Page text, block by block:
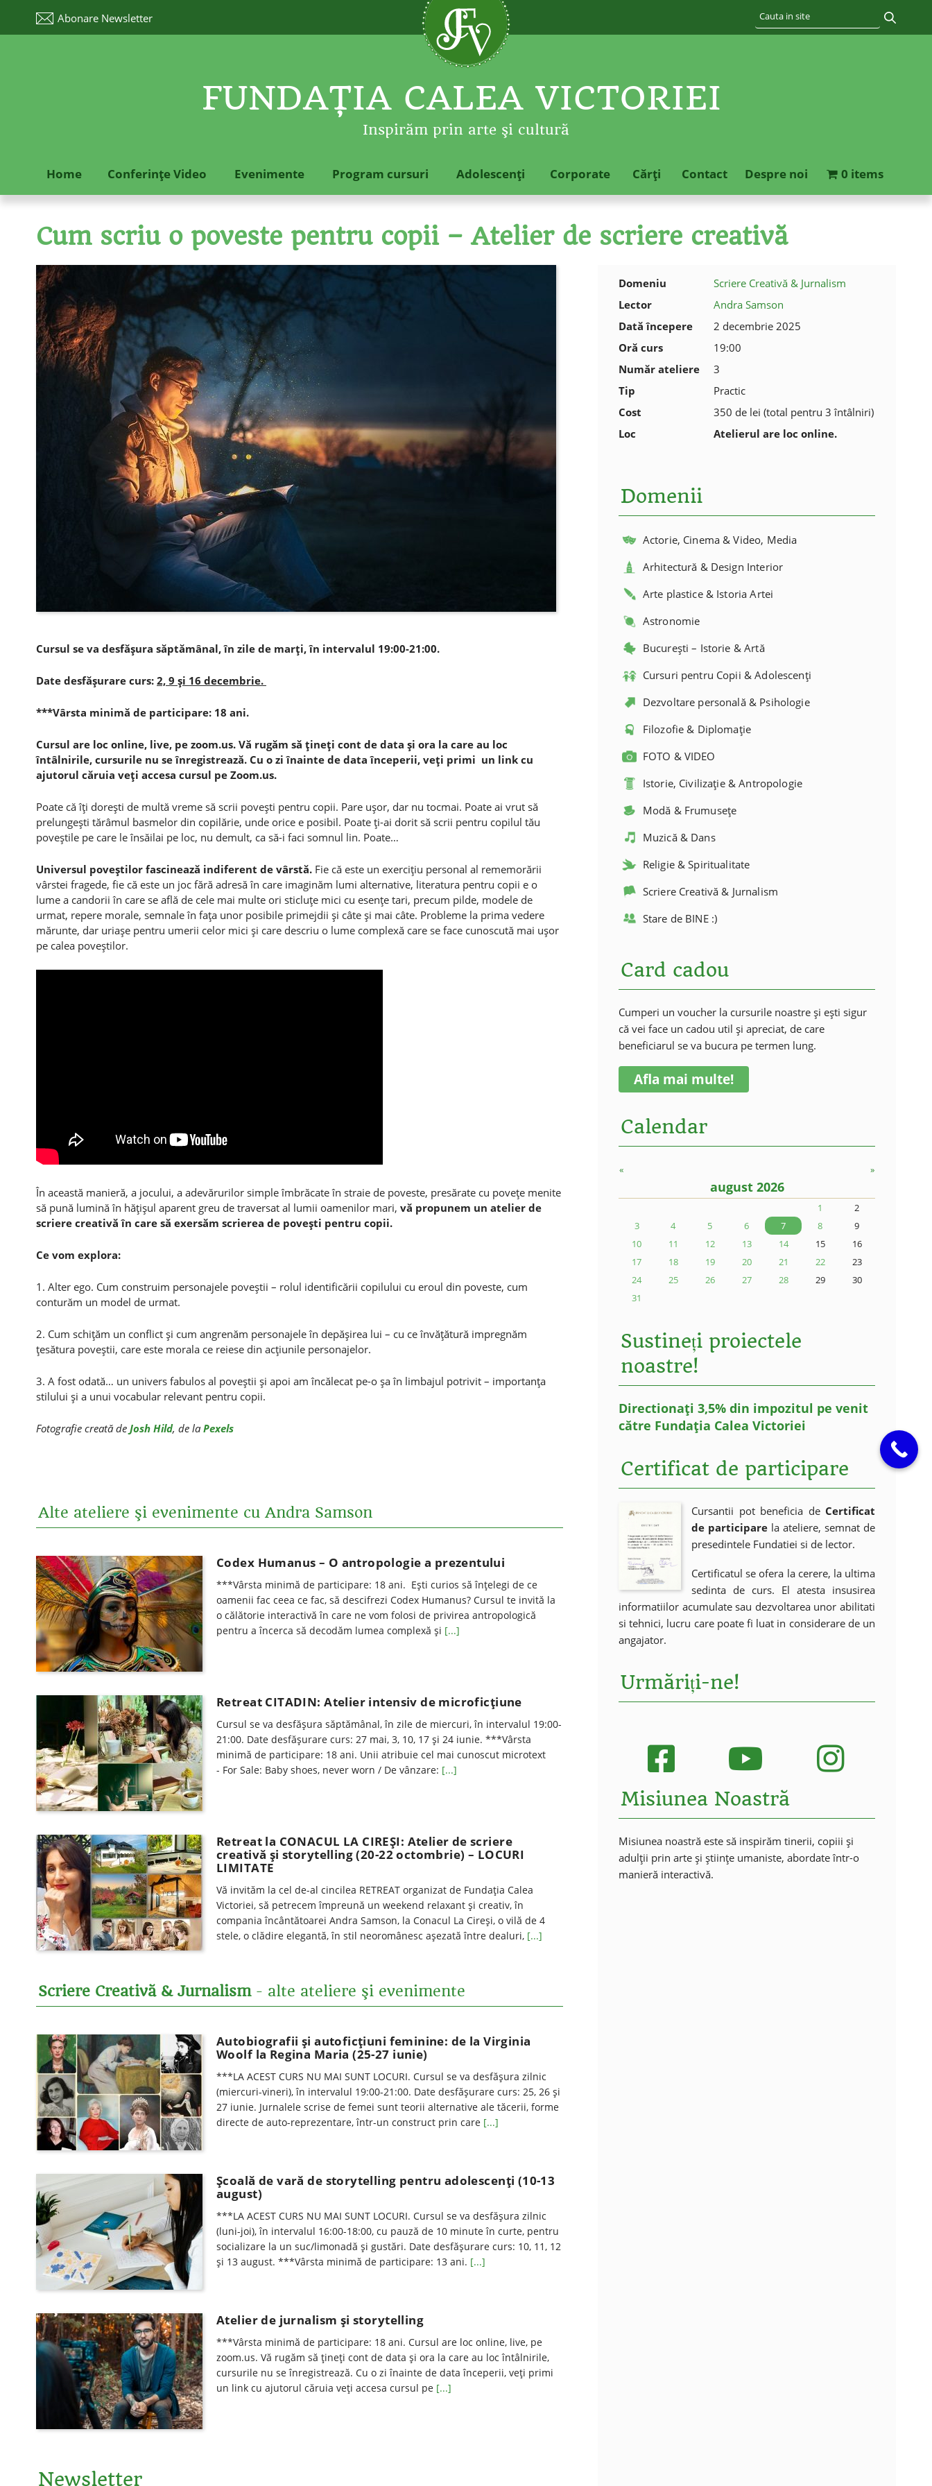
Abonare Newsletter
FUNDAŢIA CALEA VICTORIEI
Inspirăm prin arte şi cultură
Home Conferinţe Video Evenimente Program cursuri Adolescenţi Corporate Cărţi Contact Despre noi 0 items
Cum scriu o poveste pentru copii – Atelier de scriere creativă
Cursul se va desfăşura săptămânal, în zile de marţi, în intervalul 19:00-21:00.
Date desfăşurare curs: 2, 9 şi 16 decembrie.
***Vârsta minimă de participare: 18 ani.
Cursul are loc online, live, pe zoom.us. Vă rugăm să ţineţi cont de data şi ora la care au loc
întâlnirile, cursurile nu se înregistrează. Cu o zi înainte de data începerii, veţi primi un link cu
ajutorul căruia veţi accesa cursul pe Zoom.us.
Poate că îţi doreşti de multă vreme să scrii poveşti pentru copii. Pare uşor, dar nu tocmai. Poate ai vrut să
prelungeşti tărâmul basmelor din copilărie, unde orice e posibil. Poate ţi-ai dorit să scrii pentru copilul tău
poveştile pe care le însăilai pe loc, nu demult, ca să-i faci somnul lin. Poate…
Universul poveştilor fascinează indiferent de vârstă. Fie că este un exerciţiu personal al rememorării
vârstei fragede, fie că este un joc fără adresă în care imaginăm lumi alternative, literatura pentru copii e o
lume a candorii în care se află de cele mai multe ori sticluţe mici cu esenţe tari, precum pilde, modele de
urmat, repere morale, semnale în faţa unor posibile primejdii şi câte şi mai câte. Probleme la prima vedere
mărunte, dar uriaşe pentru umerii celor mici şi care descriu o lume complexă care se face cunoscută mai uşor
pe calea poveştilor.
În această manieră, a jocului, a adevărurilor simple îmbrăcate în straie de poveste, presărate cu poveţe menite
să pună lumină în hăţişul aparent greu de traversat al lumii oamenilor mari, vă propunem un atelier de
scriere creativă în care să exersăm scrierea de poveşti pentru copii.
Ce vom explora:
1. Alter ego. Cum construim personajele poveştii – rolul identificării copilului cu eroul din poveste, cum
conturăm un model de urmat.
2. Cum schiţăm un conflict şi cum angrenăm personajele în depăşirea lui – cu ce învăţătură impregnăm
ţesătura poveştii, care este morala ce reiese din acţiunile personajelor.
3. A fost odată… un univers fabulos al poveştii şi apoi am încălecat pe-o şa în limbajul potrivit – importanţa
stilului şi a unui vocabular relevant pentru copii.
Fotografie creată de Josh Hild, de la Pexels
Alte ateliere şi evenimente cu Andra Samson
Codex Humanus – O antropologie a prezentului
***Vârsta minimă de participare: 18 ani. Ești curios să înțelegi de ce
oamenii fac ceea ce fac, să descifrezi Codex Humanus? Cursul te invită la
o călătorie interactivă în care ne vom folosi de privirea antropologică
pentru a încerca să decodăm lumea complexă și [...]
Retreat CITADIN: Atelier intensiv de microficțiune
Cursul se va desfăşura săptămânal, în zile de miercuri, în intervalul 19:00-
21:00. Date desfăşurare curs: 27 mai, 3, 10, 17 și 24 iunie. ***Vârsta
minimă de participare: 18 ani. Unii atribuie cel mai cunoscut microtext
- For Sale: Baby shoes, never worn / De vânzare: [...]
Retreat la CONACUL LA CIREŞI: Atelier de scriere
creativă și storytelling (20-22 octombrie) – LOCURI
LIMITATE
Vă invităm la cel de-al cincilea RETREAT organizat de Fundaţia Calea
Victoriei, să petrecem împreună un weekend relaxant și creativ, în
compania încântătoarei Andra Samson, la Conacul La Cireşi, o vilă de 4
stele, o clădire elegantă, în stil neoromânesc aşezată între dealuri, [...]
Scriere Creativă & Jurnalism- alte ateliere şi evenimente
Autobiografii și autoficțiuni feminine: de la Virginia
Woolf la Regina Maria (25-27 iunie)
***LA ACEST CURS NU MAI SUNT LOCURI. Cursul se va desfăşura zilnic
(miercuri-vineri), în intervalul 19:00-21:00. Date desfăşurare curs: 25, 26 şi
27 iunie. Jurnalele scrise de femei sunt teorii alternative ale tăcerii, forme
directe de auto-reprezentare, într-un construct prin care [...]
Școală de vară de storytelling pentru adolescenți (10-13
august)
***LA ACEST CURS NU MAI SUNT LOCURI. Cursul se va desfăşura zilnic
(luni-joi), în intervalul 16:00-18:00, cu pauză de 10 minute în curte, pentru
socializare la un suc/limonadă şi gustări. Date desfăşurare curs: 10, 11, 12
şi 13 august. ***Vârsta minimă de participare: 13 ani. [...]
Atelier de jurnalism și storytelling
***Vârsta minimă de participare: 18 ani. Cursul are loc online, live, pe
zoom.us. Vă rugăm să ţineţi cont de data şi ora la care au loc întâlnirile,
cursurile nu se înregistrează. Cu o zi înainte de data începerii, veţi primi
un link cu ajutorul căruia veţi accesa cursul pe [...]
Newsletter
Domeniu
Scriere Creativă & Jurnalism
Lector
Andra Samson
Dată începere
2 decembrie 2025
Oră curs
19:00
Număr ateliere
3
Tip
Practic
Cost
350 de lei (total pentru 3 întâlniri)
Loc
Atelierul are loc online.
Domenii
Actorie, Cinema & Video, Media
Arhitectură & Design Interior
Arte plastice & Istoria Artei
Astronomie
București – Istorie & Artă
Cursuri pentru Copii & Adolescenți
Dezvoltare personală & Psihologie
Filozofie & Diplomație
FOTO & VIDEO
Istorie, Civilizație & Antropologie
Modă & Frumusețe
Muzică & Dans
Religie & Spiritualitate
Scriere Creativă & Jurnalism
Stare de BINE :)
Card cadou
Cumperi un voucher la cursurile noastre și ești sigur
că vei face un cadou util și apreciat, de care
beneficiarul se va bucura pe termen lung.
Afla mai multe!
Calendar
« »
august 2026
1
2
3
4 5 6 7 8
9
10
11 12 13 14 15
16
17
18 19 20 21 22
23
24
25 26 27 28 29
30
31
Sustineți proiectele
noastre!
Directionați 3,5% din impozitul pe venit
către Fundația Calea Victoriei
Certificat de participare
Cursantii pot beneficia de Certificat
de participare la ateliere, semnat de
presedintele Fundatiei si de lector.
Certificatul se ofera la cerere, la ultima
sedinta de curs. El atesta insusirea
informatiilor acumulate sau dezvoltarea unor abilitati
si tehnici, lucru care poate fi luat in considerare de un
angajator.
Urmăriți-ne!
Misiunea Noastră
Misiunea noastră este să inspirăm tinerii, copiii și
adulții prin arte și științe umaniste, abordate într-o
manieră interactivă.